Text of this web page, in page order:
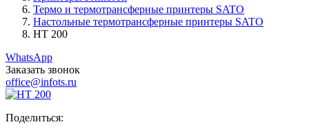
Термо и термотрансферные принтеры SATO
Настольные термотрансферные принтеры SATO
HT 200
WhatsApp
Заказать звонок
office@infots.ru
Поделиться: